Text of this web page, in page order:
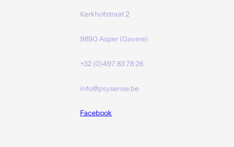
Kerkhofstraat 2
9890 Asper (Gavere)
+32 (0)497 83 78 26
info@psysense.be
Facebook